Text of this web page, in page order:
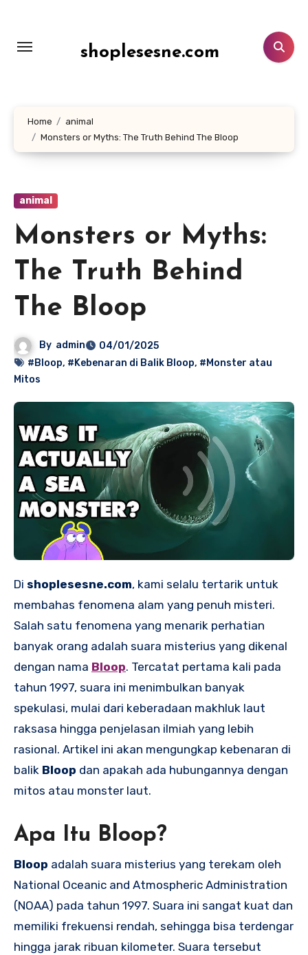
konten
shoplesesne.com
Home
animal
Monsters or Myths: The Truth Behind The Bloop
animal
Monsters or Myths:
The Truth Behind
The Bloop
By admin
04/01/2025
#Bloop, #Kebenaran di Balik Bloop, #Monster atau
Mitos
Di shoplesesne.com, kami selalu tertarik untuk
membahas fenomena alam yang penuh misteri.
Salah satu fenomena yang menarik perhatian
banyak orang adalah suara misterius yang dikenal
dengan nama Bloop. Tercatat pertama kali pada
tahun 1997, suara ini menimbulkan banyak
spekulasi, mulai dari keberadaan makhluk laut
raksasa hingga penjelasan ilmiah yang lebih
rasional. Artikel ini akan mengungkap kebenaran di
balik Bloop dan apakah ada hubungannya dengan
mitos atau monster laut.
Apa Itu Bloop?
Bloop adalah suara misterius yang terekam oleh
National Oceanic and Atmospheric Administration
(NOAA) pada tahun 1997. Suara ini sangat kuat dan
memiliki frekuensi rendah, sehingga bisa terdengar
hingga jarak ribuan kilometer. Suara tersebut